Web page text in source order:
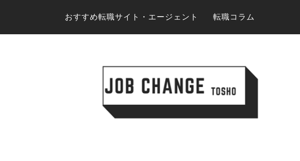
おすすめ転職サイト・エージェント 転職コラム